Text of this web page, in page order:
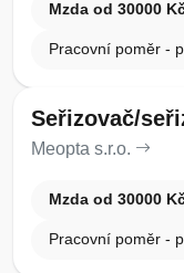
Mzda od 30000
Pracovní poměr -
Seřizovač/
Meopta s.r.o.
Mzda od 30000
Pracovní poměr -